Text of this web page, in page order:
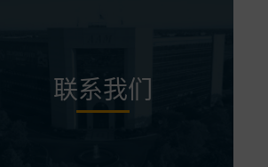
联系我们